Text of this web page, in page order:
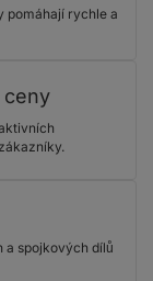
pomáhají rychle a
ceny
a spojkových dílů